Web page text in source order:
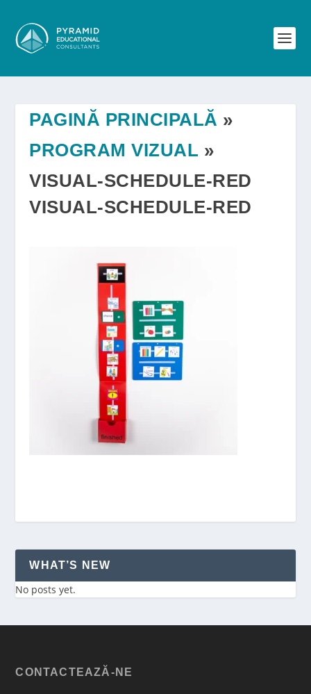
PAGINĂ PRINCIPALĂ »
PROGRAM VIZUAL »
VISUAL-SCHEDULE-RED
VISUAL-SCHEDULE-RED
WHAT’S NEW
No posts yet.
CONTACTEAZĂ-NE